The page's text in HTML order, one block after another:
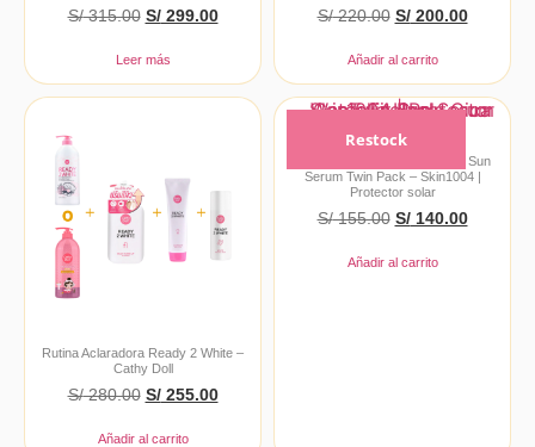
S/315.00 S/299.00
Leer más
S/220.00 S/200.00
Añadir al carrito
Rutina Aclaradora Ready 2 White –
Cathy Doll
S/280.00 S/255.00
Añadir al carrito
Restock
Centella Hyalu Cica Water Fit Sun
Serum Twin Pack – Skin1004 |
Protector solar
S/155.00 S/140.00
Añadir al carrito